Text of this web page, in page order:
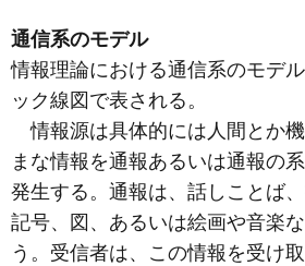
通信系のモデル
情報理論における通信系のモデ
ック線図で表される。
情報源は具体的には人間とか
まな情報を通報あるいは通報の
発生する。通報は、話しことば、
記号、図、あるいは絵画や音楽
う。受信者は、この情報を受け